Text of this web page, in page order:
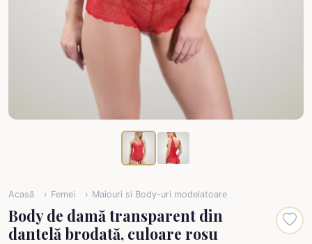
Acasă Femei Maiouri si Body-uri modelatoare
Body de damă transparent din
dantelă brodată, culoare rosu